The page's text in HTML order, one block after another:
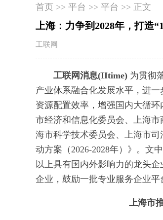
首页 >> 平台 >> 平台 >> 正文
上海：力争到2028年，打造
工联网
工联网消息(IItime) 为贯彻
产业体系融合化发展水平，进
资源配置效率，增强国内大循
市经济和信息化委员会、上海
海市科学技术委员会、上海市
动方案（2026-2028年）》。文
以上具有国内外影响力的龙头
企业，鼓励一批专业服务企业平
上海市